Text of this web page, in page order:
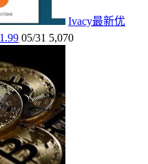
Ivacy最新优
05/31 5,070